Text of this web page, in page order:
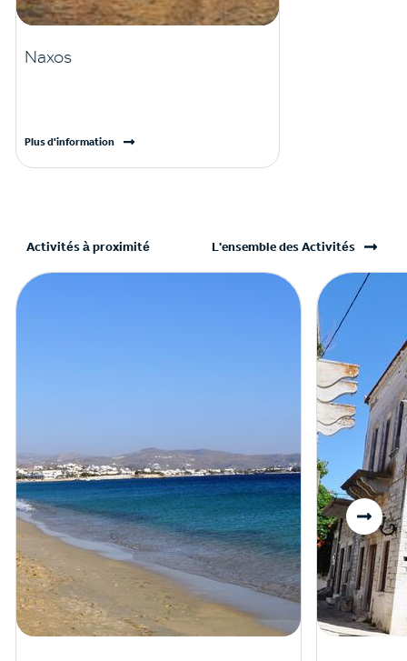
Naxos
Plus d'information
Activités à proximité L'ensemble des Activités